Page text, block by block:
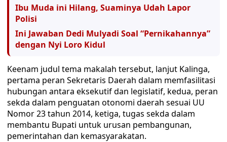
Ibu Muda ini Hilang, Suaminya Udah Lapor
Polisi
Ini Jawaban Dedi Mulyadi Soal “Pernikahannya”
dengan Nyi Loro Kidul
Keenam judul tema makalah tersebut, lanjut Kalinga,
pertama peran Sekretaris Daerah dalam memfasilitasi
hubungan antara eksekutif dan legislatif, kedua, peran
sekda dalam penguatan otonomi daerah sesuai UU
Nomor 23 tahun 2014, ketiga, tugas sekda dalam
membantu Bupati untuk urusan pembangunan,
pemerintahan dan kemasyarakatan.